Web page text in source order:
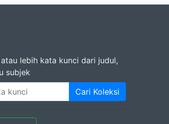
lebih kata kunci dari judul,
subjek
Cari Koleksi